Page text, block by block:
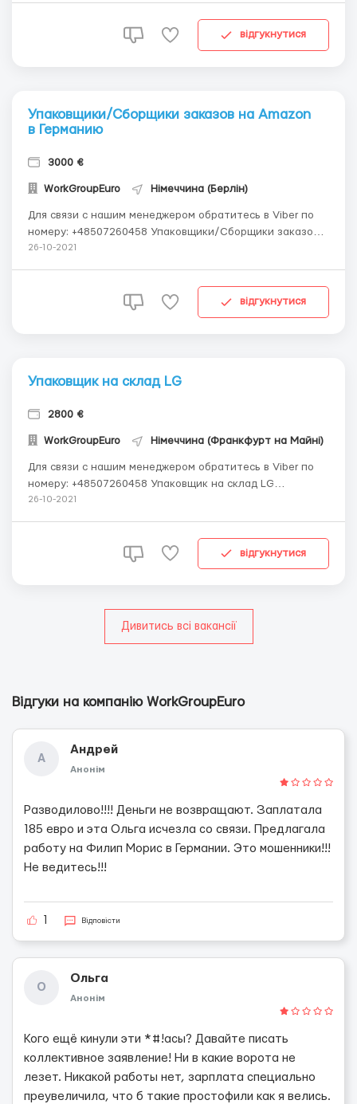
чая, один из крупнейших п...
відгукнутися
Упаковщики/Сборщики заказов на Amazon
в Германию
3000 €
WorkGroupEuro Німеччина (Берлін)
Для связи с нашим менеджером обратитесь в Viber по
номеру: +48507260458 Упаковщики/Сборщики заказов
на Amazon в Германию Описание вакансии ПЕРВЫЙ
ЛЬГОТНОЕ ПИТАНИЕ!! ТЕСТ НА КОВИД ЗА С...
26-10-2021
відгукнутися
Упаковщик на склад LG
2800 €
WorkGroupEuro Німеччина (Франкфурт на Майні)
Для связи с нашим менеджером обратитесь в Viber по
номеру: +48507260458 Упаковщик на склад LG
Описание вакансии Франкфурт,Германия LG упаковщик
желанием зарабатывать. Работа не ...
26-10-2021
відгукнутися
Дивитись всі вакансії
Відгуки на компанію WorkGroupEuro
А
Андрей
Анонім
Разводилово!!!! Деньги не возвращают. Заплатала
185 евро и эта Ольга исчезла со связи. Предлагала
работу на Филип Морис в Германии. Это мошенники!!!
Не ведитесь!!!
Відповісти
О
Ольга
Анонім
Кого ещё кинули эти *#!асы? Давайте писать
коллективное заявление! Ни в какие ворота не
лезет. Никакой работы нет, зарплата специально
преувеличила, что б такие простофили как я велись.